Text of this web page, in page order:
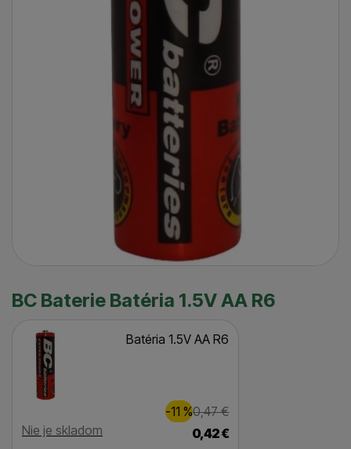
BC Baterie Batéria 1.5V AA R6
Dostupnosť
Nie je skladom
Batéria 1.5V AA R6
Pôvodná cena
0,47€
Zľava
0,00€
(
-11 %
)
0,42€